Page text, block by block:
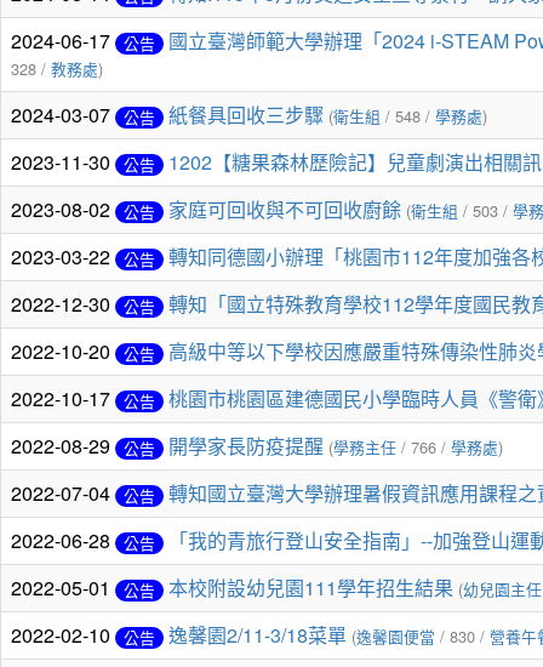
2024-06-17 公告 國立臺灣師範大學辦理「2024 i-STEAM
328 / 教務處)
2024-03-07 公告 紙餐具回收三步驟 (衛生組 / 548 / 學務處)
2023-11-30 公告
1202【糖果森林歷險記】兒童劇演出相關
2023-08-02 公告 家庭可回收與不可回收廚餘 (衛生組 / 503 / 學
2023-03-22 公告
轉知同德國小辦理「桃園市112年度加強各
2022-12-30
公告
轉知「國立特殊教育學校112學年度國民
2022-10-20
公告
高級中等以下學校因應嚴重特殊傳染性肺
2022-10-17 公告
桃園市桃園區建德國民小學臨時人員《警衛
2022-08-29 公告 開學家長防疫提醒 (學務主任 / 766 / 學務處)
2022-07-04 公告
轉知國立臺灣大學辦理暑假資訊應用課程
2022-06-28
公告
「我的青旅行登山安全指南」--加強登山運
2022-05-01
公告 本校附設幼兒園111學年招生結果 (幼兒園主任
2022-02-10 公告 逸馨園2/11-3/18菜單 (逸馨園便當 / 830 / 營養